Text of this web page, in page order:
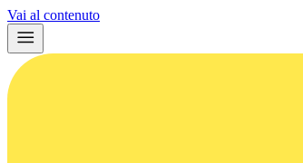
Vai al contenuto